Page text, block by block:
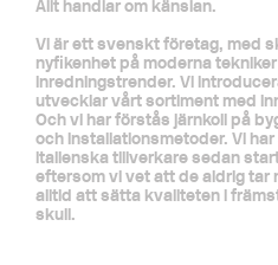
Allt handlar om känslan.
Vi är ett svenskt företag, med
nyfikenhet på moderna
inredningstrender. Vi
utvecklar vårt sortiment med
Och vi har förstås järnkoll på
och installationsmetoder. Vi
italienska tillverkare sedan
eftersom vi vet att de aldrig tar
alltid att sätta kvaliteten i
skull.